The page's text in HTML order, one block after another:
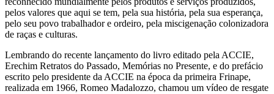
pelos valores que aqui se tem, pela sua história, pela sua esperança,
pelo seu povo trabalhador e ordeiro, pela miscigenação colonizadora
de raças e culturas.
Lembrando do recente lançamento do livro editado pela ACCIE,
Erechim Retratos do Passado, Memórias no Presente, e do prefácio
escrito pelo presidente da ACCIE na época da primeira Frinape,
realizada em 1966, Romeo Madalozzo, chamou um vídeo de resgate